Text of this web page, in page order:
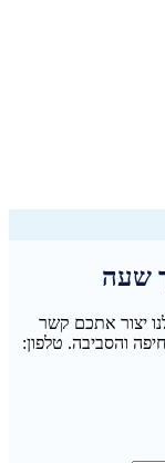
שעה
יצור אתכם קשר
והסביבה. טלפון: